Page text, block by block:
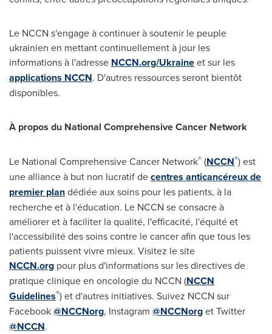
Le NCCN s'engage à continuer à soutenir le peuple
ukrainien en mettant continuellement à jour les
informations à l'adresse NCCN.org/Ukraineet sur les
applications NCCN. D'autres ressources seront bientôt
disponibles.
À propos du National Comprehensive Cancer Network
Le National Comprehensive Cancer Network® (NCCN®) est
une alliance à but non lucratif decentres anticancéreux de
premier plandédiée aux soins pour les patients, à la
recherche et à l'éducation. Le NCCN se consacre à
améliorer et à faciliter la qualité, l'efficacité, l'équité et
l'accessibilité des soins contre le cancer afin que tous les
patients puissent vivre mieux. Visitez le site
NCCN.org pour plus d'informations sur les directives de
pratique clinique en oncologie du NCCN (NCCN
Guidelines®) et d'autres initiatives. Suivez NCCN sur
Facebook@NCCNorg, Instagram @NCCNorget Twitter
@NCCN.